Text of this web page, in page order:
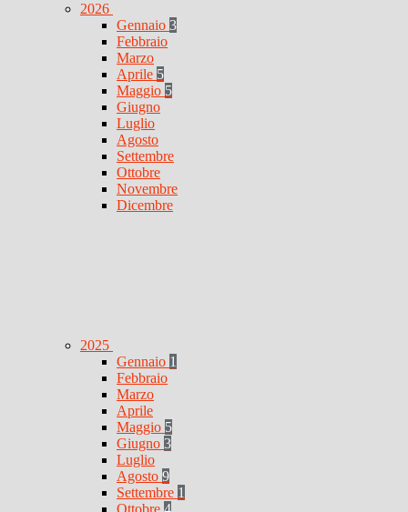
2026
Gennaio 3
Febbraio
Marzo
Aprile 5
Maggio 5
Giugno
Luglio
Agosto
Settembre
Ottobre
Novembre
Dicembre
2025
Gennaio 1
Febbraio
Marzo
Aprile
Maggio 5
Giugno 3
Luglio
Agosto 9
Settembre 1